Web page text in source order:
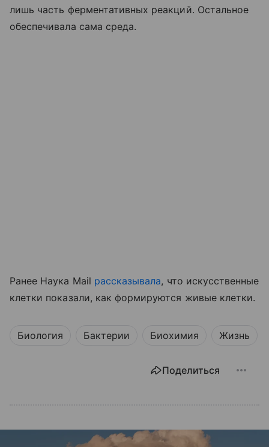
лишь часть ферментативных реакций. Остальное
обеспечивала сама среда.
Ранее Наука Mail рассказывала, что искусственные
клетки показали, как формируются живые клетки.
Биология Бактерии Биохимия Жизнь
Поделиться